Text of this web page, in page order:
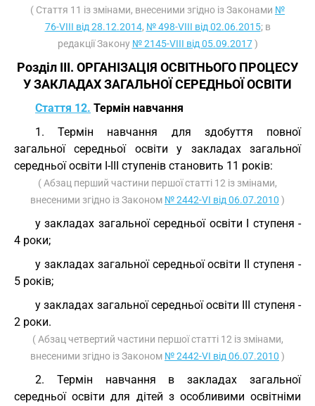
( Стаття 11 із змінами, внесеними згідно із Законами №
76-VIII від 28.12.2014, № 498-VIII від 02.06.2015; в
редакції Закону № 2145-VIII від 05.09.2017)
Розділ III. ОРГАНІЗАЦІЯ ОСВІТНЬОГО ПРОЦЕСУ
У ЗАКЛАДАХ ЗАГАЛЬНОЇ СЕРЕДНЬОЇ ОСВІТИ
Стаття 12. Термін навчання
1. Термін навчання для здобуття повної
загальної середньої освіти у закладах загальної
середньої освіти I-III ступенів становить 11 років:
( Абзац перший частини першої статті 12 із змінами,
внесеними згідно із Законом № 2442-VI від 06.07.2010 )
у закладах загальної середньої освіти I ступеня -
4 роки;
у закладах загальної середньої освіти II ступеня -
5 років;
у закладах загальної середньої освіти III ступеня -
2 роки.
( Абзац четвертий частини першої статті 12 із змінами,
внесеними згідно із Законом № 2442-VI від 06.07.2010 )
2. Термін навчання в закладах загальної
середньої освіти для дітей з особливими освітніми